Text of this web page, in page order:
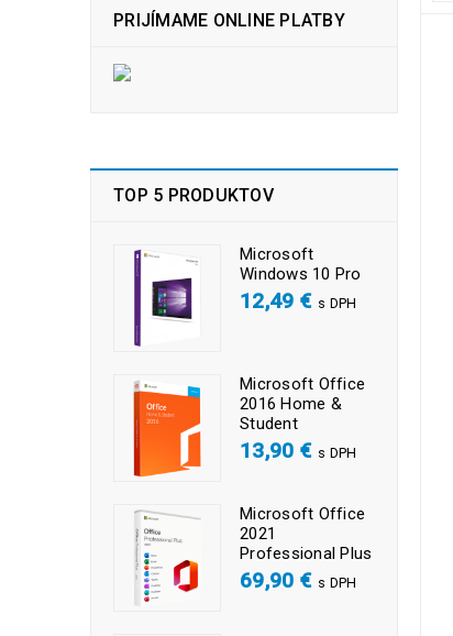
PRIJÍMAME ONLINE PLATBY
TOP 5 PRODUKTOV
Microsoft
Windows 10 Pro
12,49 € s DPH
Microsoft Office
2016 Home &
Student
13,90 € s DPH
Microsoft Office
2021
Professional Plus
69,90 € s DPH